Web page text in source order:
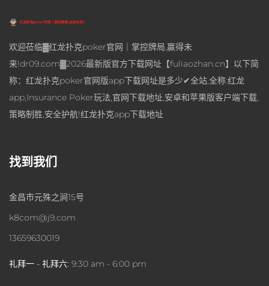
欢迎莅临▓红龙扑克poker官网｜掌控牌局,赢得未
来!dr09.com▓2026最新版官方下载网址【fuliaozhan.cn】以下简
称：红龙扑克poker官网版app下载网址是多少✔全站,全称:红龙
app,Insurance Poker玩法,官网下载地址,安卓和苹果版客户端下载,
策略制胜,安全护航!红龙扑克app下载地址
找到我们
金昌市元殊之涧15号
k8com@j9.com
13659630019
礼拜一 - 礼拜六: 9:30 am - 6:00 pm